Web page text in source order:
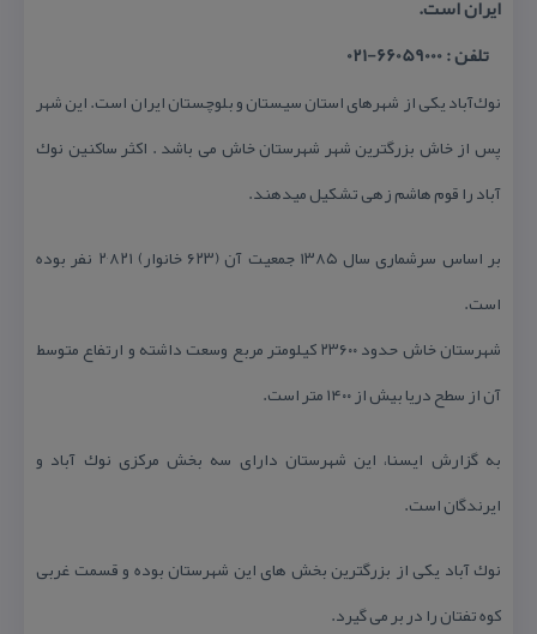
ایران است.
تلفن : 66059000-021
نوك‌آباد یكی از شهرهای استان سیستان و بلوچستان ایران است. این شهر
پس از خاش بزرگترین شهر شهرستان خاش می باشد . اكثر ساكنین نوك
آباد را قوم هاشم زهی تشكیل میدهند.
بر اساس سرشماری سال ۱۳۸۵ جمعیت آن (۶۲۳ خانوار) ۲٬۸۲۱ نفر بوده
است.
شهرستان خاش حدود ۲۳۶۰۰ كیلومتر مربع وسعت داشته و ارتفاع متوسط
آن از سطح دریا بیش از ۱۴۰۰ متر است.
به گزارش ایسنا، این شهرستان دارای سه بخش مركزی نوك آباد و
ایرندگان است.
نوك آباد یكی از بزرگترین بخش های این شهرستان بوده و قسمت غربی
كوه تفتان را در بر می گیرد.